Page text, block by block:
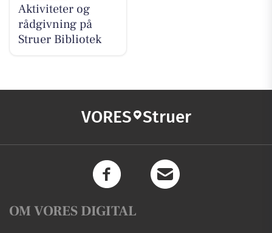
Aktiviteter og
rådgivning på
Struer Bibliotek
VORES Struer
OM VORES DIGITAL